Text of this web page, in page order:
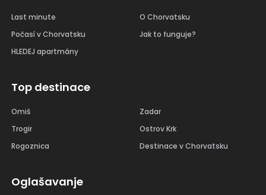
Last minute
Počasí v Chorvatsku
HLEDEJ apartmány
O Chorvatsku
Jak to funguje?
Top destinace
Omiš
Trogir
Rogoznica
Zadar
Ostrov Krk
Destinace v Chorvatsku
Oglašavanje